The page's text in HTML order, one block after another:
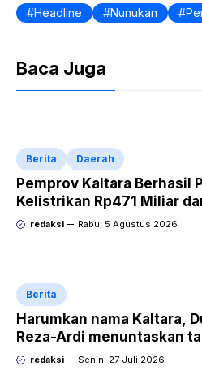
r
e
n
y
Headline Nunukan
Baca Juga
Berita Daerah
Pemprov Kaltara Berhasil
Kelistrikan Rp471 Miliar
redaksi Rabu, 5 Agustus 2026
Berita
Harumkan nama Kaltara,
Reza-Ardi menuntaskan
Audax Malang 300 KM
redaksi Senin, 27 Juli 2026